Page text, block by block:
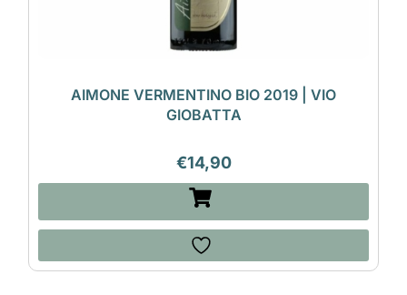
AIMONE VERMENTINO BIO 2019 | VIO
GIOBATTA
€14,90